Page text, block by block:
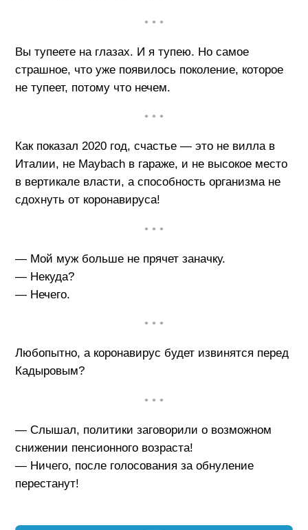
• • •
Вы тупеете на глазах. И я тупею. Но самое
страшное, что уже появилось поколение, которое
не тупеет, потому что нечем.
• • •
Как показал 2020 год, счастье — это не вилла в
Италии, не Maybach в гараже, и не высокое место
в вертикале власти, а способность организма не
сдохнуть от коронавируса!
• • •
— Мой муж больше не прячет заначку.
— Некуда?
— Нечего.
• • •
Любопытно, а коронавирус будет извинятся перед
Кадыровым?
• • •
— Слышал, политики заговорили о возможном
снижении пенсионного возраста!
— Ничего, после голосования за обнуление
перестанут!